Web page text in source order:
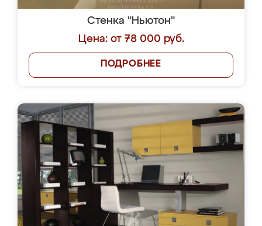
Стенка "Ньютон"
Цена: от 78 000 руб.
ПОДРОБНЕЕ